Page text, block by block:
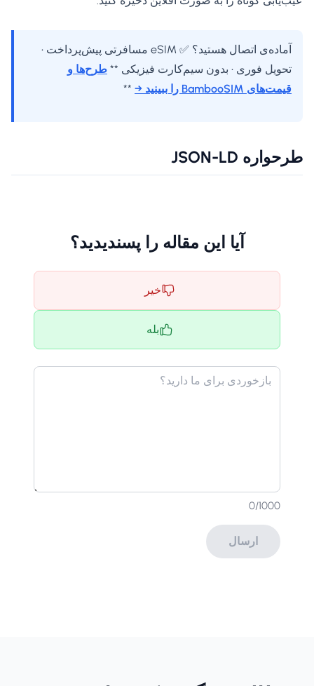
آماده‌ی اتصال هستید؟ ✅ eSIM مسافرتی پیش‌پرداخت •
تحویل فوری • بدون سیم‌کارت فیزیکی ** طرح‌ها و
قیمت‌های BambooSIM را ببینید →
**
طرحواره JSON-LD
آیا این مقاله را پسندیدید؟
خیر
بله
0/1000
ارسال